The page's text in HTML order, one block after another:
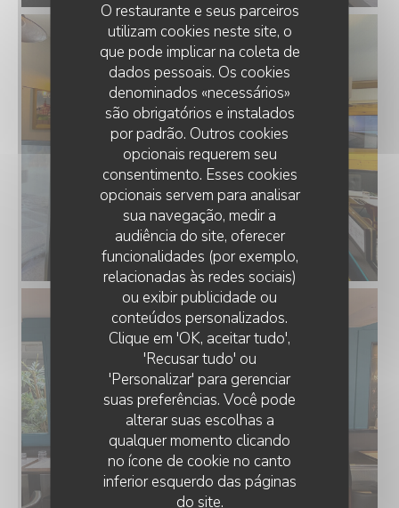
O restaurante e seus parceiros
utilizam cookies neste site, o
que pode implicar na coleta de
dados pessoais. Os cookies
denominados «necessários»
são obrigatórios e instalados
por padrão. Outros cookies
opcionais requerem seu
consentimento. Esses cookies
opcionais servem para analisar
sua navegação, medir a
audiência do site, oferecer
funcionalidades (por exemplo,
relacionadas às redes sociais)
ou exibir publicidade ou
conteúdos personalizados.
Clique em 'OK, aceitar tudo',
'Recusar tudo' ou
'Personalizar' para gerenciar
suas preferências. Você pode
alterar suas escolhas a
qualquer momento clicando
no ícone de cookie no canto
inferior esquerdo das páginas
do site.